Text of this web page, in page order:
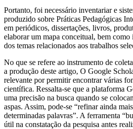
Portanto, foi necessário inventariar e
produzido sobre Práticas Pedagógicas
em periódicos, dissertações, livros,
elaborar um mapa conceitual, bem como
dos temas relacionados aos trabalhos
No que se refere ao instrumento de
a produção deste artigo, O Google
relevante por permitir encontrar várias
científica. Ressalta-se que a plataforma
uma precisão na busca quando se
aspas. Assim, pode-se “refinar ainda
determinadas palavras”. A ferramenta
útil na constatação da pesquisa antes